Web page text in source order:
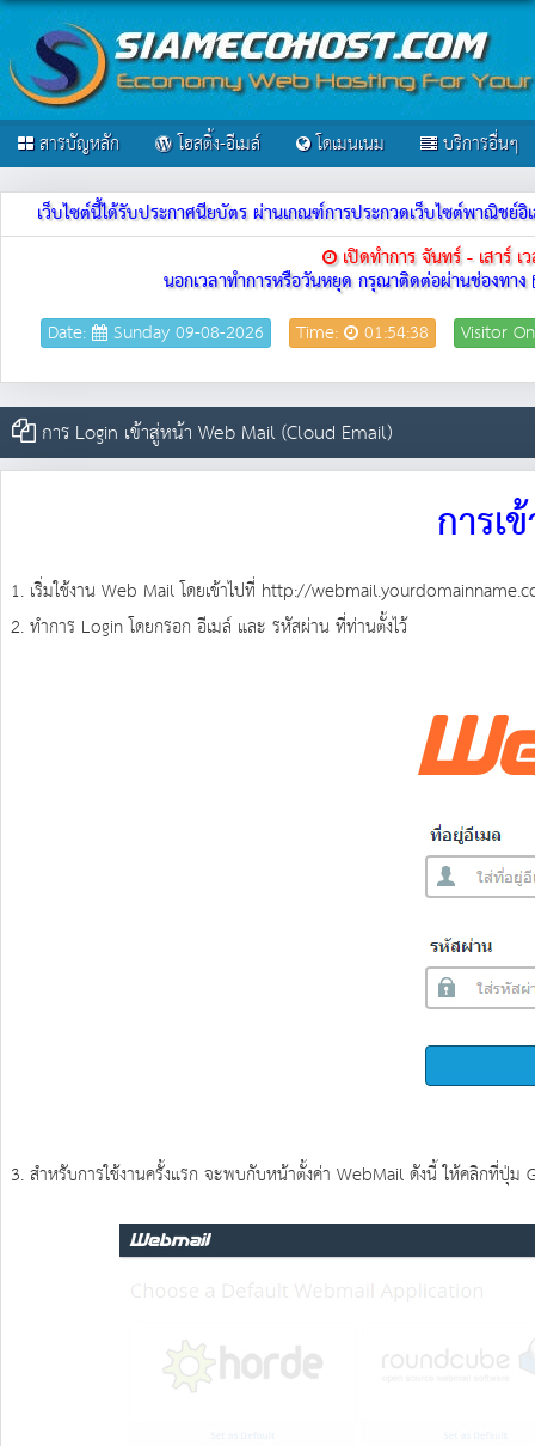
สารบัญหลัก โฮสติ้ง-อีเมล์ โดเมนเนม บริการอื่นๆ
เว็บไซต์นี้ได้รับประกาศนียบัตร ผ่านเกณฑ์การประกวดเว็บไซต์พาณิช
เปิดทำการ จันทร์ - เสาร์
นอกเวลาทำการหรือวันหยุด กรุณาติดต่อผ่านช่องทาง
Date: Sunday 09-08-2026 Time: 01:54:38 Visitor
การ Login เข้าสู่หน้า Web Mail (Cloud Email)
การเ
1. เริ่มใช้งาน Web Mail โดยเข้าไปที่ http://
2. ทำการ Login โดยกรอก อีเมล์ และ รหัสผ่าน ที่ท่านตั้งไว้
3. สำหรับการใช้งานครั้งแรก จะพบกับหน้าตั้งค่า WebMail ดังนี้ ให้คลิกที่ปุ่ม